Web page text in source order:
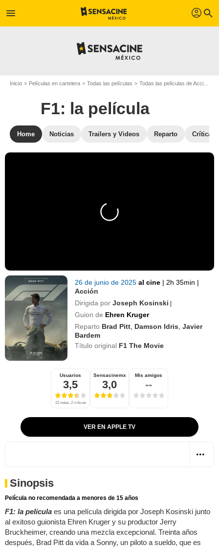
menu profil search
Inicio Películas en cartelera Todas las películas Todas las películas de Acción
F1: la película
Home Noticias Trailers y Videos Reparto Críticas
26 de junio de 2025al cine | 2h 35min |
Acción
Dirigida por Joseph Kosinski |
Guion de Ehren Kruger
Reparto Brad Pitt Damson Idris ,Javier
Bardem
Título original F1 The Movie
Usuarios
3,5
22 notas, 2 críticas
Sensacinemx
3,0
Mis amigos
--
VER EN APPLE TV
Sinopsis
Película no recomendada a menores de 15 años
F1: la película es una película dirigida por Joseph Kosinski junto
al exitoso guionista Ehren Kruger y su productor Jerry
Bruckheimer, creando una mezcla excepcional. Treinta años
después, Brad Pitt da vida a Sonny, un piloto a sueldo, que es